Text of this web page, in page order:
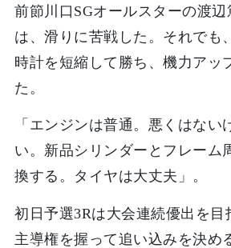
前節川口SGオールスターの渡辺
は、滑りに苦戦した。それでも
時計を短縮して勝ち、機力アッ
た。
「エンジンは普通。悪くはない
い。新品シリンダーとフレーム
換する。タイヤは大丈夫」。
初日予選3Rは大会連続優出を目
主導権を握って追い込みを決め